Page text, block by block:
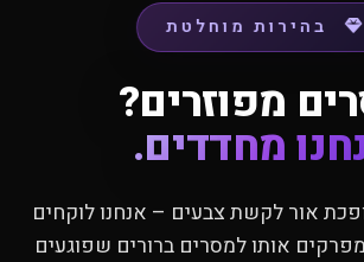
בהירות מוחלטת
מפוזרים?
מחדדים.
אור לקשת צבעים – אנחנו לוקחים
אותו למסרים ברורים שפוגעים